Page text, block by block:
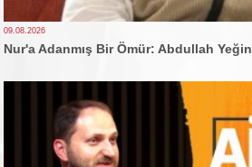
09.08.2026
Nur'a Adanmış Bir Ömür: Abdullah Yeğin